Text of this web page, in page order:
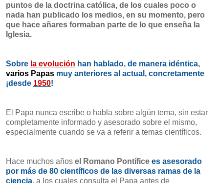
puntos de la doctrina católica, de los cuales poco o
nada han publicado los medios, en su momento, pero
que hace añares formaban parte de lo que enseña la
Iglesia.
Sobre la evolución han hablado, de manera idéntica,
varios Papas muy anteriores al actual, concretamente
¡desde 1950!
El Papa nunca escribe o habla sobre algún tema, sin estar
completamente informado y asesorado sobre el mismo,
especialmente cuando se va a referir a temas científicos.
Hace muchos años el Romano Pontífice es asesorado
por más de 80 científicos de las diversas ramas de la
ciencia, a los cuales consulta el Papa antes de